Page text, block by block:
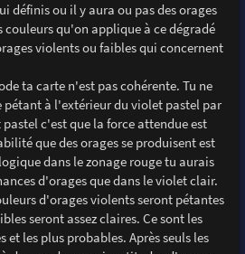
définis ou il y aura ou pas des orages
couleurs qu'on applique à ce dégradé
violents ou faibles qui concernent
ta carte n'est pas cohérente. Tu ne
pétant à l'extérieur du violet pastel par
c'est que la force attendue est
que des orages se produisent est
dans le zonage rouge tu aurais
d'orages que dans le violet clair.
d'orages violents seront pétantes
seront assez claires. Ce sont les
les plus probables. Après seuls les